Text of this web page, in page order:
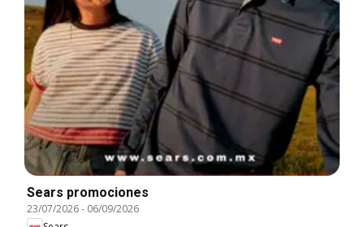
Sears promociones
23/07/2026- 06/09/2026